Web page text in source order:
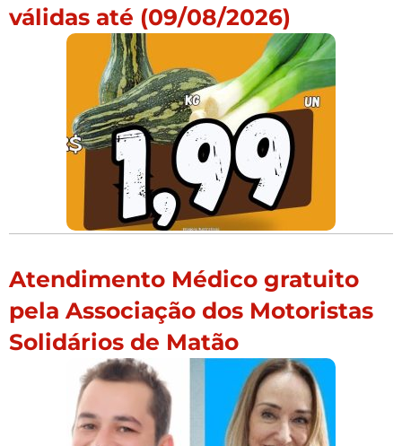
válidas até (09/08/2026)
Atendimento Médico gratuito
pela Associação dos Motoristas
Solidários de Matão